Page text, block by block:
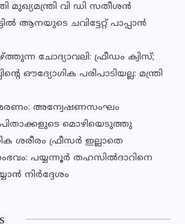
മുഖ്യമന്ത്രി വി ഡി സതീശൻ
ആനയുടെ ചവിട്ടേറ്റ് പാപ്പാൻ
ചോദ്യാവലി: ഫ്രീഡം ക്വിസ്;
ഔദ്യോഗിക പരിപാടിയല്ല: മന്ത്രി
മരണം: അന്വേഷണസംഘം
മൊഴിയെടുത്തു
ശരീരം ഫ്രീസര്‍ ഇല്ലാതെ
പയ്യന്നൂര്‍ തഹസില്‍ദാറിനെ
നിര്‍ദ്ദേശം